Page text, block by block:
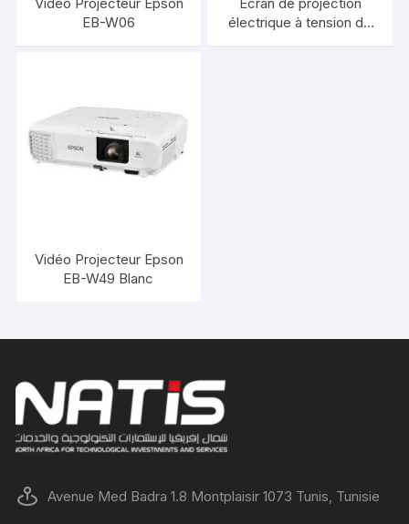
EB-W06
électrique à tension de
Vidéo Projecteur Epson
EB-W49 Blanc
Avenue Med Badra 1.8 Montplaisir 1073 Tunis, Tunisie